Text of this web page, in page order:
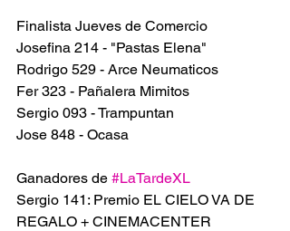
Finalista Jueves de Comercio
Josefina 214 - "Pastas Elena"
Rodrigo 529 - Arce Neumaticos
Fer 323 - Pañalera Mimitos
Sergio 093 - Trampuntan
Jose 848 - Ocasa
Ganadores de #LaTardeXL
Sergio 141: Premio EL CIELO VA DE
REGALO + CINEMACENTER